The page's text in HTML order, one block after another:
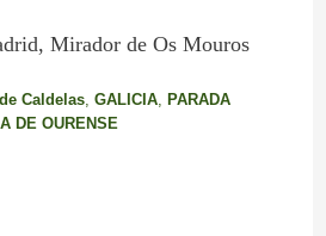
Mirador de Os Mouros
Caldelas, GALICIA, PARADA
DE OURENSE